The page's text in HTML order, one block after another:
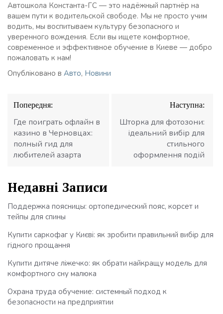
Автошкола Константа-ГС — это надёжный партнёр на
вашем пути к водительской свободе. Мы не просто учим
водить, мы воспитываем культуру безопасного и
уверенного вождения. Если вы ищете комфортное,
современное и эффективное обучение в Киеве — добро
пожаловать к нам!
Опубліковано в Авто, Новини
Навігація
записів
Попередня:
Где поиграть офлайн в
казино в Черновцах:
полный гид для
любителей азарта
Наступна:
Шторка для фотозони:
ідеальний вибір для
стильного
оформлення подій
Недавні Записи
Поддержка поясницы: ортопедический пояс, корсет и
тейпы для спины
Купити саркофаг у Києві: як зробити правильний вибір для
гідного прощання
Купити дитяче ліжечко: як обрати найкращу модель для
комфортного сну малюка
Охрана труда обучение: системный подход к
безопасности на предприятии